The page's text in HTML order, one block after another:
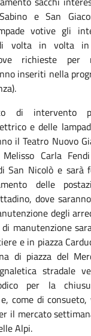
e San
votive gli
volta in volta
richieste per
inseriti nella
di intervento
e delle
il Teatro Nuovo
Carla
San Nicolò e sarà
delle
dove
degli
manutenzione
e in piazza
di piazza del
stradale
per la
e, come di consueto,
il mercato
Alpi.